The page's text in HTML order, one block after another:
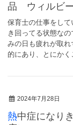
品 ウィルビー
保育士の仕事をし
き回ってる状態な
みの日も疲れが取
的にあり、とにか
2024年7月28日
熱中症になりきつかったのが楽に（中央薬局 本